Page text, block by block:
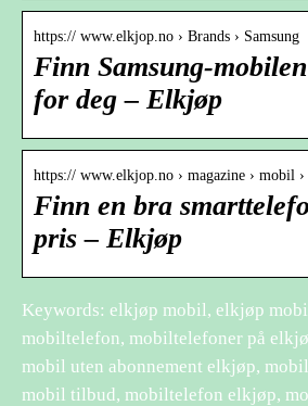
https:// www.elkjop.no › Brands › Samsung
Finn Samsung-
for deg – Elkjøp
https:// www.elkjop.no › magazine › mobil
Finn en bra
pris – Elkjøp
Keywords: elkjøp mobil, elkjøp
mobiltelefon, mobiltelefoner på
mobil uten abonnement elkjøp,
mobil tilbud, mobiltelefon elkjøp,